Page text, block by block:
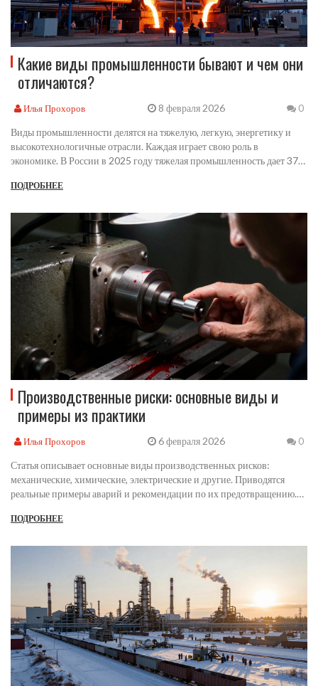
Какие виды промышленности бывают и чем они
отличаются?
Илья Прохоров 8 февраля 2026 0
Виды промышленности делятся на тяжелую, легкую, энергетику и
высокотехнологичные отрасли. Каждая играет свою роль в
экономике. В России в 2025 году тяжелая промышленность дает 37%
быстрее всего.
ПОДРОБНЕЕ
Производственные риски: основные виды и
примеры из практики
Илья Прохоров 6 февраля 2026 0
Статья описывает основные виды производственных рисков:
механические, химические, электрические и другие. Приводятся
реальные примеры аварий и рекомендации по их предотвращению.
кодекса РФ. Важно для работодателей и сотрудников.
ПОДРОБНЕЕ